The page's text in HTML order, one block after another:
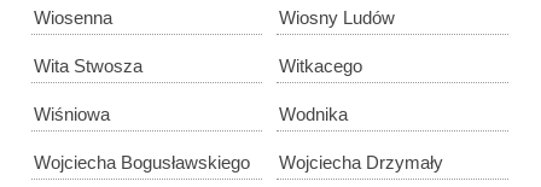
Wiosenna Wiosny Ludów
Wita Stwosza Witkacego
Wiśniowa Wodnika
Wojciecha Bogusławskiego Wojciecha Drzymały